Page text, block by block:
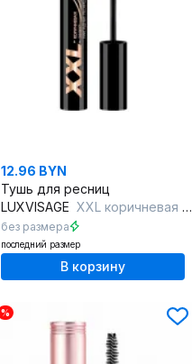
12.96 BYN
Тушь для ресниц
LUXVISAGE XXL коричневая - эффект накладных ресниц
без размера
последний размер
В корзину
%